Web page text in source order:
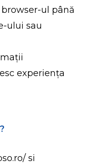
ul până
ului sau
experiența
si